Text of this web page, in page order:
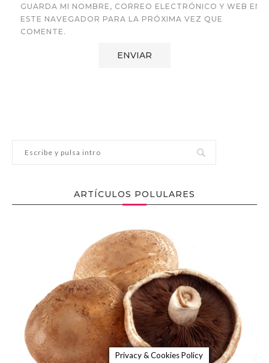
GUARDA MI NOMBRE, CORREO ELECTRÓNICO Y WEB EN
ESTE NAVEGADOR PARA LA PRÓXIMA VEZ QUE
COMENTE.
ARTÍCULOS POLULARES
Privacy & Cookies Policy